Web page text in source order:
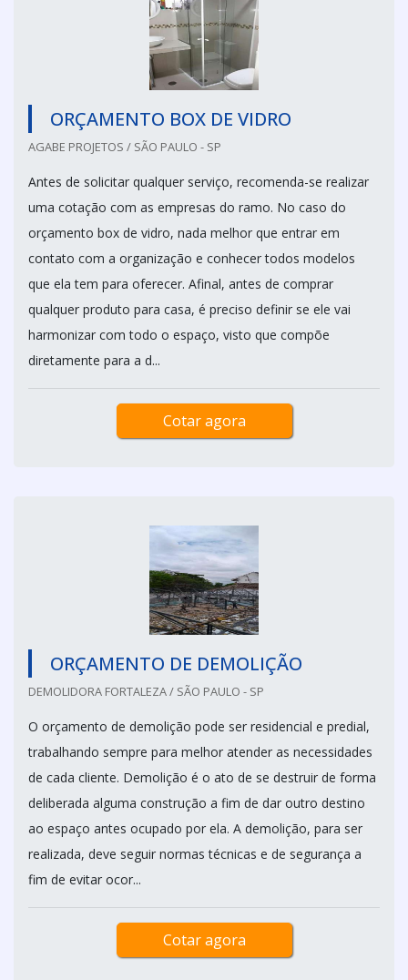
ORÇAMENTO BOX DE VIDRO
AGABE PROJETOS / SÃO PAULO - SP
Antes de solicitar qualquer serviço, recomenda-se realizar
uma cotação com as empresas do ramo. No caso do
orçamento box de vidro, nada melhor que entrar em
contato com a organização e conhecer todos modelos
que ela tem para oferecer. Afinal, antes de comprar
qualquer produto para casa, é preciso definir se ele vai
harmonizar com todo o espaço, visto que compõe
diretamente para a d...
Cotar agora
ORÇAMENTO DE DEMOLIÇÃO
DEMOLIDORA FORTALEZA / SÃO PAULO - SP
O orçamento de demolição pode ser residencial e predial,
trabalhando sempre para melhor atender as necessidades
de cada cliente. Demolição é o ato de se destruir de forma
deliberada alguma construção a fim de dar outro destino
ao espaço antes ocupado por ela. A demolição, para ser
realizada, deve seguir normas técnicas e de segurança a
fim de evitar ocor...
Cotar agora